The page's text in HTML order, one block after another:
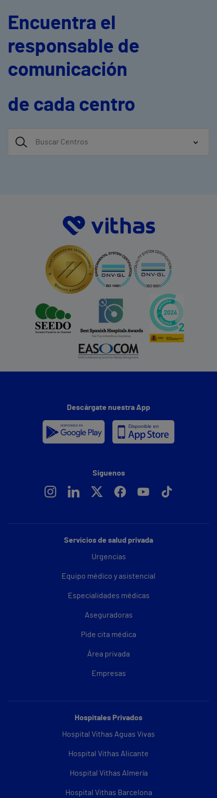
Encuentra el
responsable de
comunicación
de cada centro
Servicios de salud privada
Urgencias
Equipo médico y asistencial
Especialidades médicas
Aseguradoras
Pide cita médica
Área privada
Empresas
Hospitales Privados
Hospital Vithas Aguas Vivas
Hospital Vithas Alicante
Hospital Vithas Almería
Hospital Vithas Barcelona
Descárgate nuestra App
Síguenos